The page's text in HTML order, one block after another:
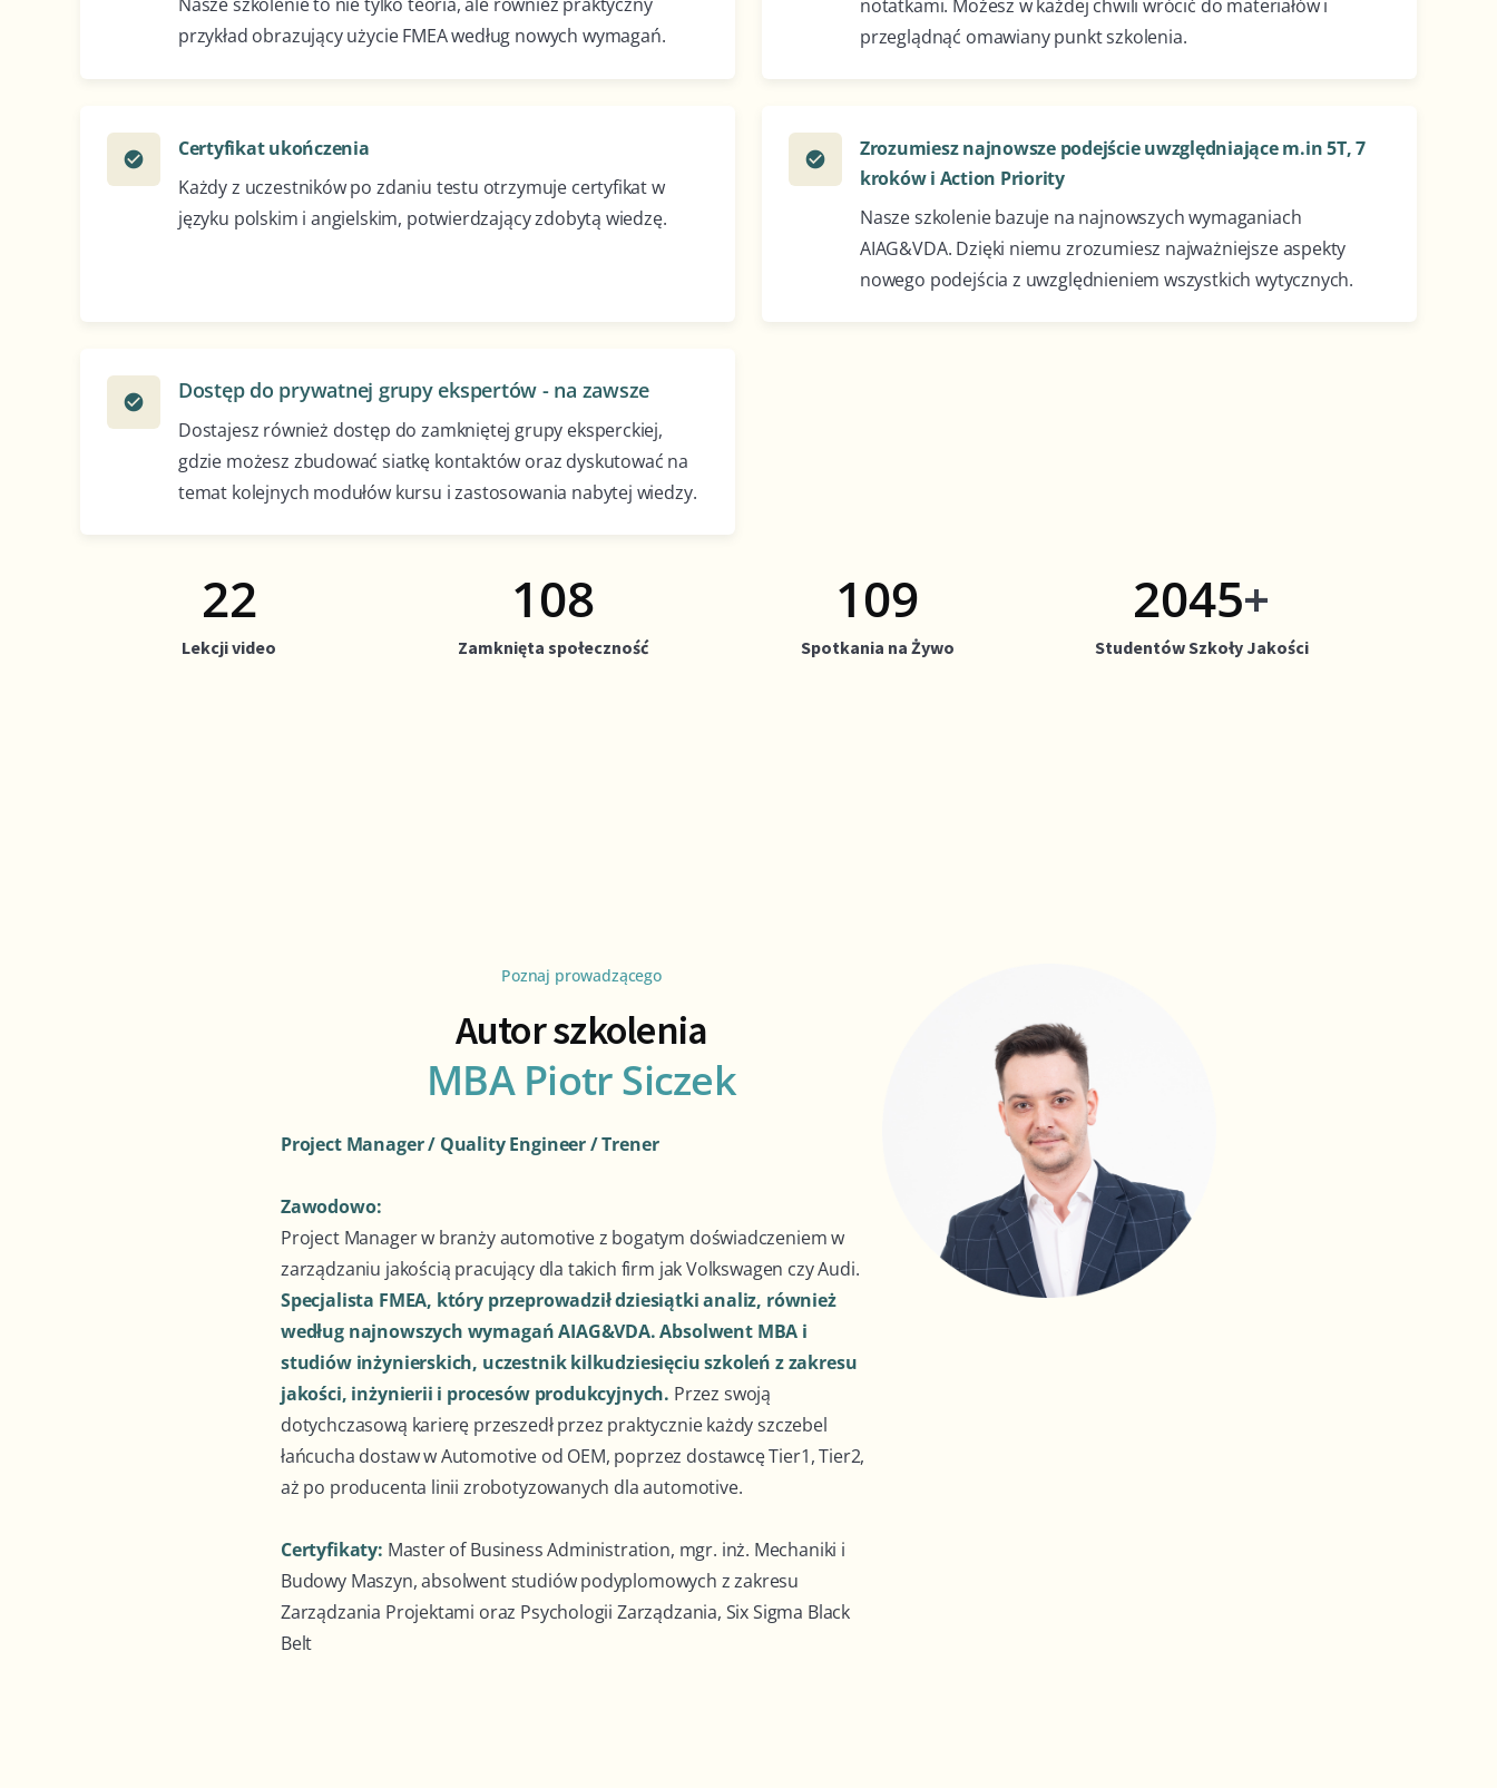
przykład obrazujący użycie FMEA według nowych wymagań.
notatkami. Możesz w każdej chwili wrócić do materiałów i
przeglądnąć omawiany punkt szkolenia.
check_circle
Certyfikat ukończenia
Każdy z uczestników po zdaniu testu otrzymuje certyfikat w
języku polskim i angielskim, potwierdzający zdobytą wiedzę.
check_circle
Zrozumiesz najnowsze podejście uwzględniające m.in 5T, 7
kroków i Action Priority
Nasze szkolenie bazuje na najnowszych wymaganiach
AIAG&VDA. Dzięki niemu zrozumiesz najważniejsze aspekty
nowego podejścia z uwzględnieniem wszystkich wytycznych.
check_circle Dostęp do prywatnej grupy ekspertów - na zawsze
Dostajesz również dostęp do zamkniętej grupy eksperckiej,
gdzie możesz zbudować siatkę kontaktów oraz dyskutować na
temat kolejnych modułów kursu i zastosowania nabytej wiedzy.
30
Lekcji video
59
Zamknięta społeczność
60
Spotkania na Żywo
2664+
Studentów Szkoły Jakości
Poznaj prowadzącego
Autor szkolenia
MBA Piotr Siczek
Project Manager / Quality Engineer / Trener
Zawodowo:
Project Manager w branży automotive z bogatym doświadczeniem w
zarządzaniu jakością pracujący dla takich firm jak Volkswagen czy Audi.
Specjalista FMEA, który przeprowadził dziesiątki analiz, również
według najnowszych wymagań AIAG&VDA. Absolwent MBA i
studiów inżynierskich, uczestnik kilkudziesięciu szkoleń z zakresu
jakości, inżynierii i procesów produkcyjnych. Przez swoją
dotychczasową karierę przeszedł przez praktycznie każdy szczebel
łańcucha dostaw w Automotive od OEM, poprzez dostawcę Tier1, Tier2,
aż po producenta linii zrobotyzowanych dla automotive.
Certyfikaty: Master of Business Administration, mgr. inż. Mechaniki i
Budowy Maszyn, absolwent studiów podyplomowych z zakresu
Zarządzania Projektami oraz Psychologii Zarządzania, Six Sigma Black
Belt